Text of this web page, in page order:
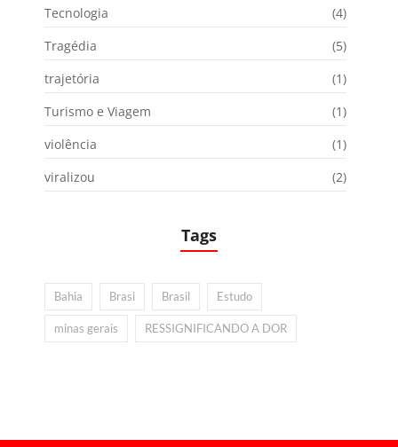
Tecnologia
(4)
Tragédia
(5)
trajetória
(1)
Turismo e Viagem
(1)
violência
(1)
viralizou
(2)
Tags
Bahia Brasi Brasil Estudo
minas gerais RESSIGNIFICANDO A DOR